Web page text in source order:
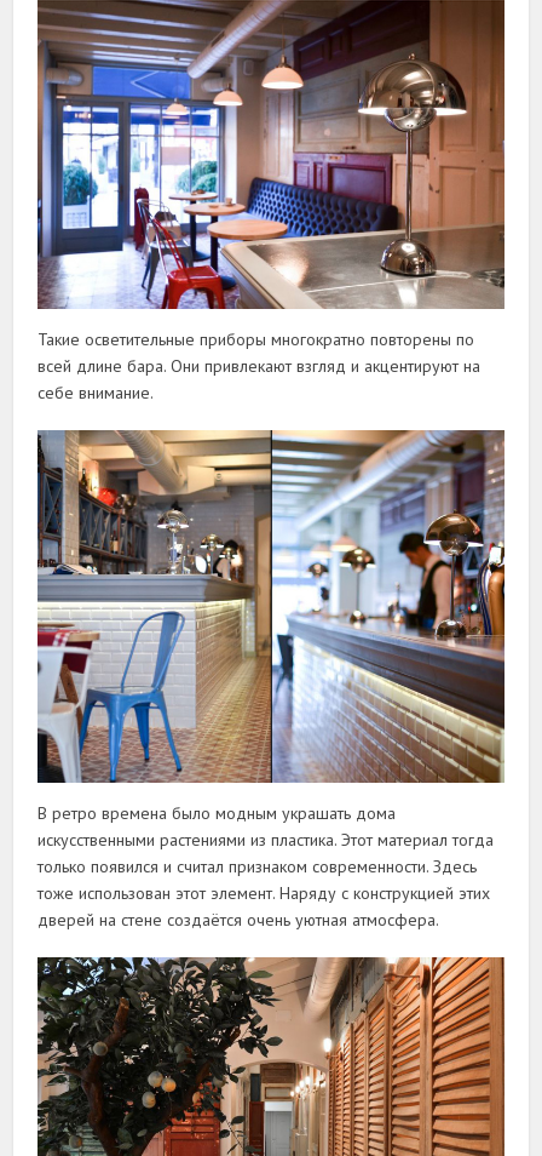
Такие осветительные приборы многократно повторены по
всей длине бара. Они привлекают взгляд и акцентируют на
себе внимание.
В ретро времена было модным украшать дома
искусственными растениями из пластика. Этот материал тогда
только появился и считал признаком современности. Здесь
тоже использован этот элемент. Наряду с конструкцией этих
дверей на стене создаётся очень уютная атмосфера.